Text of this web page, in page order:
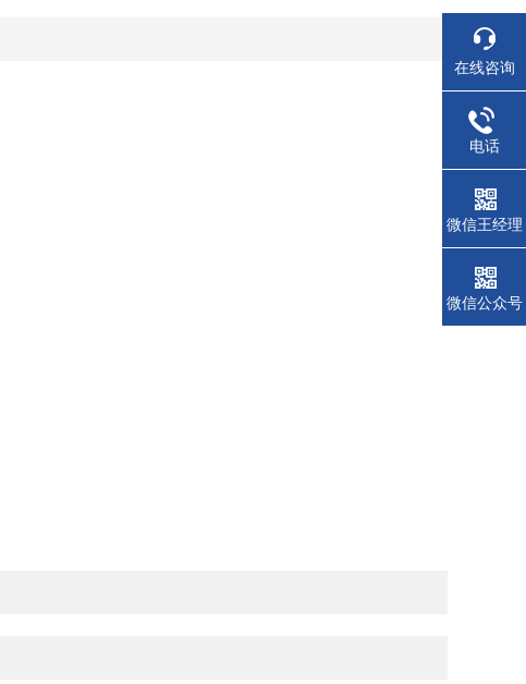
在线咨询
电话
微信王经理
微信公众号